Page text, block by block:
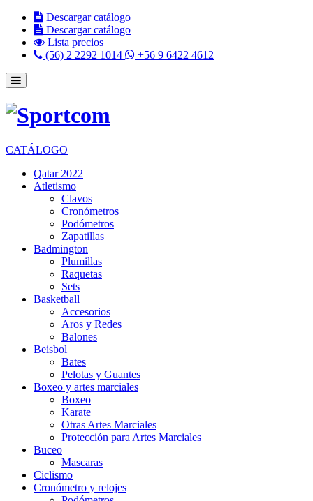
Descargar catálogo
Descargar catálogo
Lista precios
(56) 2 2292 1014
+56 9 6422 4612
CATÁLOGO
Qatar 2022
Atletismo
Clavos
Cronómetros
Podómetros
Zapatillas
Badmington
Plumillas
Raquetas
Sets
Basketball
Accesorios
Aros y Redes
Balones
Beisbol
Bates
Pelotas y Guantes
Boxeo y artes marciales
Boxeo
Karate
Otras Artes Marciales
Protección para Artes Marciales
Buceo
Mascaras
Ciclismo
Cronómetro y relojes